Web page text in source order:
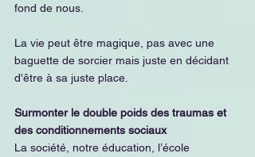
fond de nous.
La vie peut être magique, pas avec une
baguette de sorcier mais juste en décidant
d'être à sa juste place.
Surmonter le double poids des traumas et
des conditionnements sociaux
La société, notre éducation, l’école